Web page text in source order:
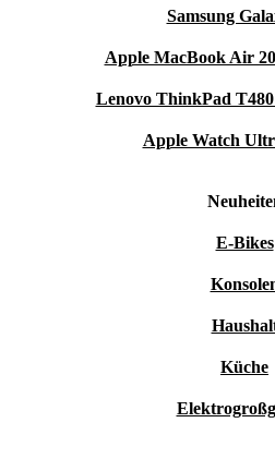
Samsung
Apple MacBook Air
Lenovo ThinkPad
Apple Watch
E-Bikes
Küche